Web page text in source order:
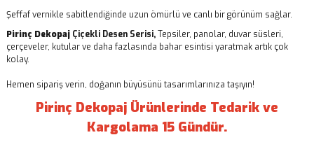
Şeffaf vernikle sabitlendiğinde uzun ömürlü ve canlı bir görünüm sağlar.
Pirinç Dekopaj Çiçekli Desen Serisi,Tepsiler, panolar, duvar süsleri,
çerçeveler, kutular ve daha fazlasında bahar esintisi yaratmak artık çok
kolay.
Hemen sipariş verin, doğanın büyüsünü tasarımlarınıza taşıyın!
Pirinç Dekopaj Ürünlerinde Tedarik ve
Kargolama 15 Gündür.